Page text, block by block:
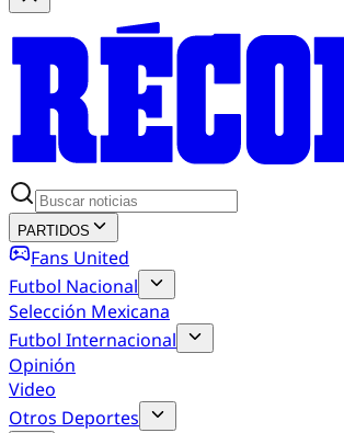
PARTIDOS
Fans United
Futbol Nacional
Selección Mexicana
Futbol Internacional
Opinión
Video
Otros Deportes